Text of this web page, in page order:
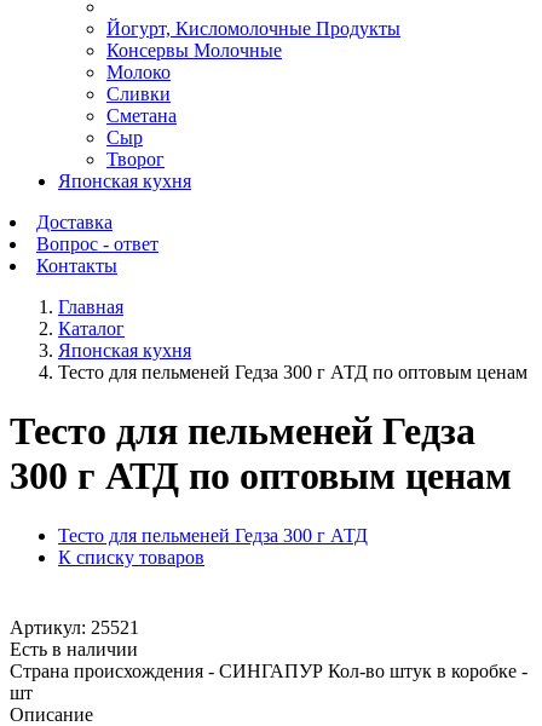
Йогурт, Кисломолочные Продукты
Консервы Молочные
Молоко
Сливки
Сметана
Сыр
Творог
Японская кухня
Доставка
Вопрос - ответ
Контакты
Главная
Каталог
Японская кухня
Тесто для пельменей Гедза 300 г АТД по оптовым ценам
Тесто для пельменей Гедза
300 г АТД по оптовым ценам
Тесто для пельменей Гедза 300 г АТД
К списку товаров
Артикул: 25521
Есть в наличии
Страна происхождения - СИНГАПУР Кол-во штук в коробке -
шт
Описание